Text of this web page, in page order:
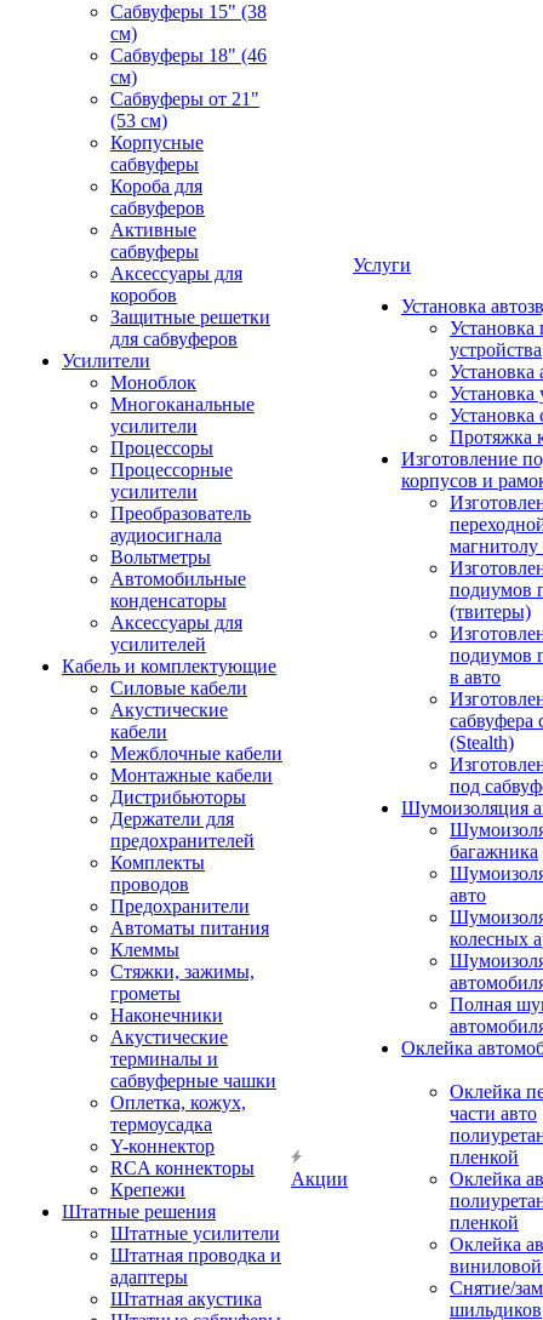
Сабвуферы 15" (38
см)
Сабвуферы 18" (46
см)
Сабвуферы от 21"
(53 см)
Корпусные
сабвуферы
Короба для
сабвуферов
Активные
сабвуферы
Аксессуары для
коробов
Защитные решетки
для сабвуферов
Усилители
Моноблок
Многоканальные
усилители
Процессоры
Процессорные
усилители
Преобразователь
аудиосигнала
Вольтметры
Автомобильные
конденсаторы
Аксессуары для
усилителей
Кабель и комплектующие
Силовые кабели
Акустические
кабели
Межблочные кабели
Монтажные кабели
Дистрибьюторы
Держатели для
предохранителей
Комплекты
проводов
Предохранители
Автоматы питания
Клеммы
Стяжки, зажимы,
грометы
Наконечники
Акустические
терминалы и
сабвуферные чашки
Оплетка, кожух,
термоусадка
Y-коннектор
RCA коннекторы
Крепежи
Штатные решения
Штатные усилители
Штатная проводка и
адаптеры
Штатная акустика
Акции
Услуги
Установка
Установка
устройства
Установка
Установка
Установка
Протяжка
Изготовление
корпусов и
подиумов
(твитеры)
подиумов
в авто
сабвуфера
(Stealth)
под
Шумоизоляция
багажника
авто
колесных
Полная
Оклейка
Оклейка
части авто
пленкой
Оклейка
пленкой
Оклейка
Снятие/
шильдиков